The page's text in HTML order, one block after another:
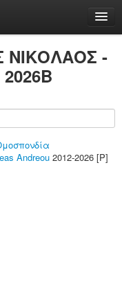
ΝΙΚΟΛΑΟΣ -
Andreou 2012-2026 [P]